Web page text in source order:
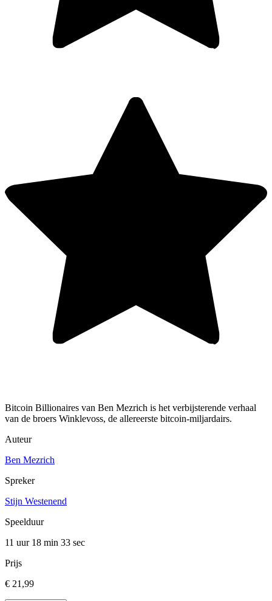
Bitcoin Billionaires van Ben Mezrich is het verbijsterende verhaal
van de broers Winklevoss, de allereerste bitcoin-miljardairs.
Auteur
Ben Mezrich
Spreker
Stijn Westenend
Speelduur
11 uur 18 min 33 sec
Prijs
€ 21,99